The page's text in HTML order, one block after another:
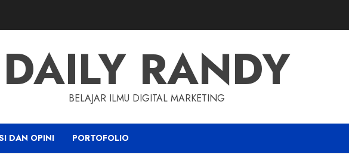
DAILY RANDY
BELAJAR ILMU DIGITAL MARKETING
DAN OPINI PORTOFOLIO